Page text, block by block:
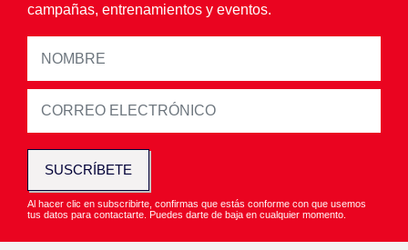
campañas, entrenamientos y eventos.
SUSCRÍBETE
Al hacer clic en subscribirte, confirmas que estás conforme con que usemos
tus datos para contactarte. Puedes darte de baja en cualquier momento.